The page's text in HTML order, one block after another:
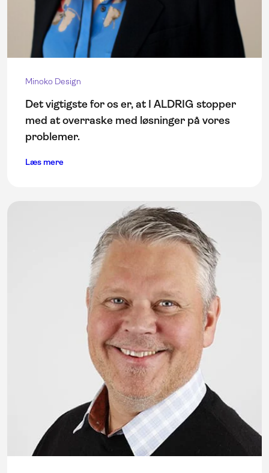
Minoko Design
Det vigtigste for os er, at I ALDRIG stopper
med at overraske med løsninger på vores
problemer.
Læs mere